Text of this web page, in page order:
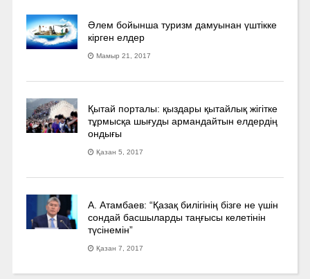
Әлем бойынша туризм дамуынан үштікке
кірген елдер
Мамыр 21, 2017
Қытай порталы: қыздары қытайлық жігітке
тұрмысқа шығуды армандайтын елдердің
ондығы
Қазан 5, 2017
А. Атамбаев: “Қазақ билігінің бізге не үшін
сондай басшыларды таңғысы келетінін
түсінемін”
Қазан 7, 2017